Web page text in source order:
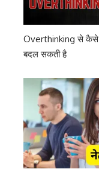
Overthinking से कैसे
बदल सकती है